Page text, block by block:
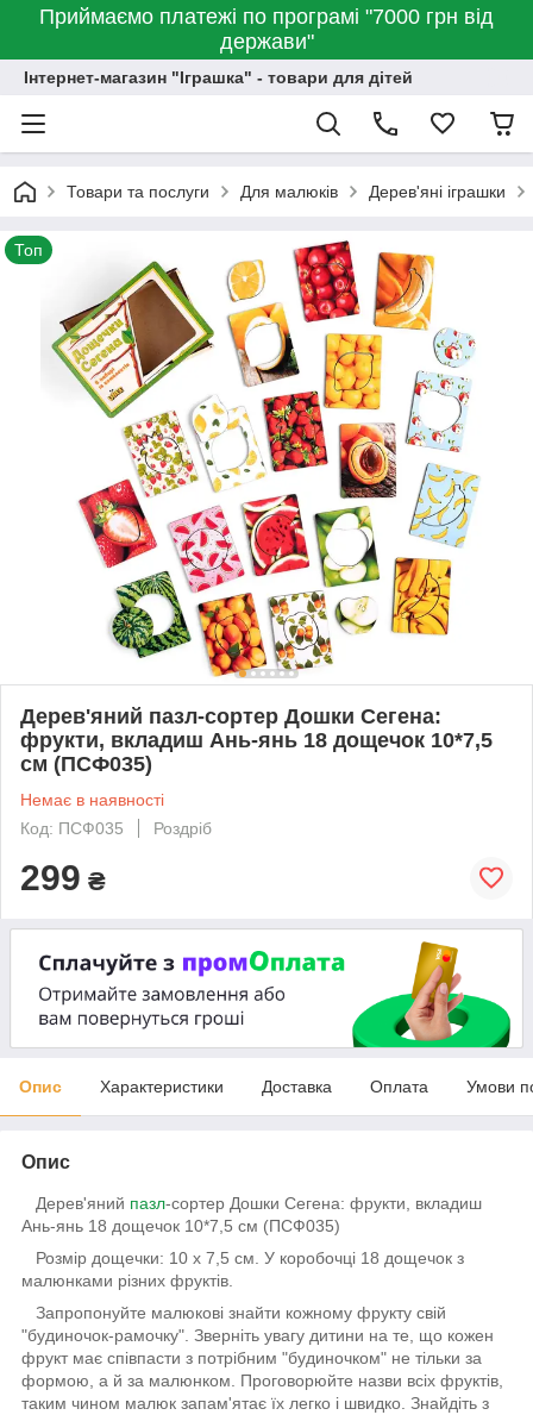
Приймаємо платежі по програмі "7000 грн від
держави"
Інтернет-магазин "Іграшка" - товари для дітей
Товари та послуги Для малюків Дерев'яні іграшки
Топ
Дерев'яний пазл-сортер Дошки Сегена:
фрукти, вкладиш Ань-янь 18 дощечок 10*7,5
см (ПСФ035)
Немає в наявності
Код: ПСФ035
Роздріб
299 ₴
Опис Характеристики Доставка Оплата Умови
Опис
Дерев'яний пазл-сортер Дошки Сегена: фрукти, вкладиш
Ань-янь 18 дощечок 10*7,5 см (ПСФ035)
Розмір дощечки: 10 х 7,5 см. У коробочці 18 дощечок з
малюнками різних фруктів.
Запропонуйте малюкові знайти кожному фрукту свій
"будиночок-рамочку". Зверніть увагу дитини на те, що кожен
фрукт має співпасти з потрібним "будиночком" не тільки за
формою, а й за малюнком. Проговорюйте назви всіх фруктів,
таким чином малюк запам'ятає їх легко і швидко. Знайдіть з